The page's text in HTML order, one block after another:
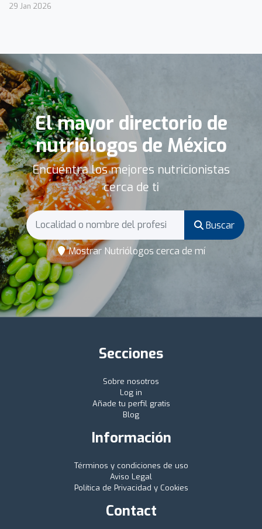
29 Jan 2026
El mayor directorio de
nutriólogos de México
Encuentra los mejores nutricionistas
cerca de ti
Buscar
Mostrar Nutriólogos cerca de mí
Secciones
Sobre nosotros
Log in
Añade tu perfil gratis
Blog
Información
Términos y condiciones de uso
Aviso Legal
Política de Privacidad y Cookies
Contact